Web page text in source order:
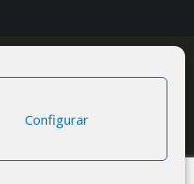
Configurar